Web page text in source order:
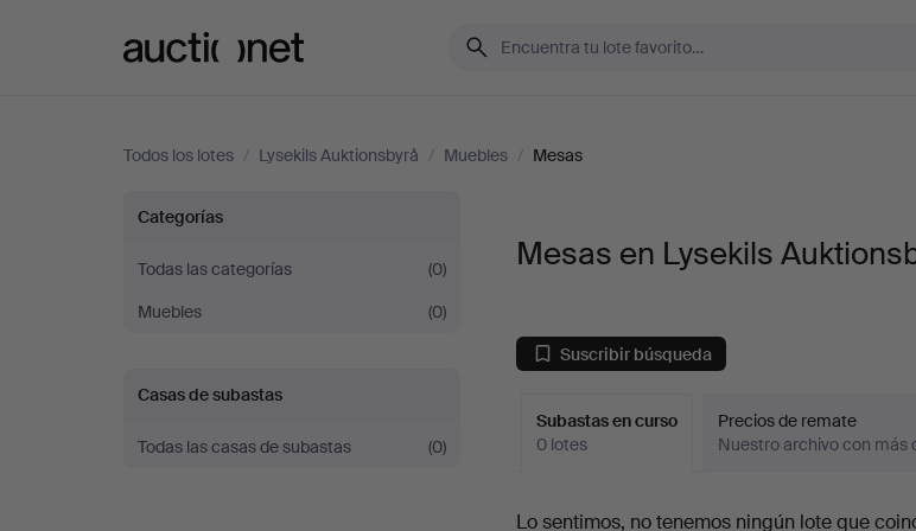
Todos los lotes / Lysekils Auktionsbyrå / Muebles / Mesas
Mesas
en
Lysekils
Auktionsbyrå
Categorías
Todas las categorías
(0)
Muebles
(0)
Casas de subastas
Todas las casas de subastas (0)
Mesas en Lysekils
Suscribir búsqueda
Subastas en curso
0 lotes
Precios de remate
Nuestro archivo con más
Subastas
Lo sentimos, no tenemos ningún lote que